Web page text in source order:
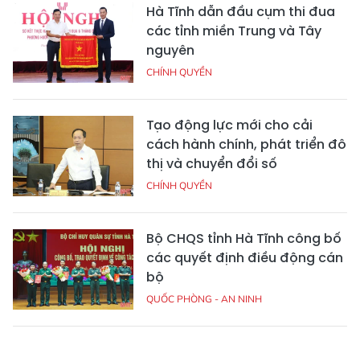
Hà Tĩnh dẫn đầu cụm thi đua
các tỉnh miền Trung và Tây
nguyên
CHÍNH QUYỀN
Tạo động lực mới cho cải
cách hành chính, phát triển đô
thị và chuyển đổi số
CHÍNH QUYỀN
Bộ CHQS tỉnh Hà Tĩnh công bố
các quyết định điều động cán
bộ
QUỐC PHÒNG - AN NINH